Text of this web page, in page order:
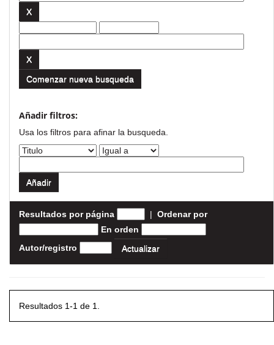
Comenzar nueva busqueda
Añadir filtros:
Usa los filtros para afinar la busqueda.
Resultados por página | Ordenar por
En orden
Autor/registro
Resultados 1-1 de 1.